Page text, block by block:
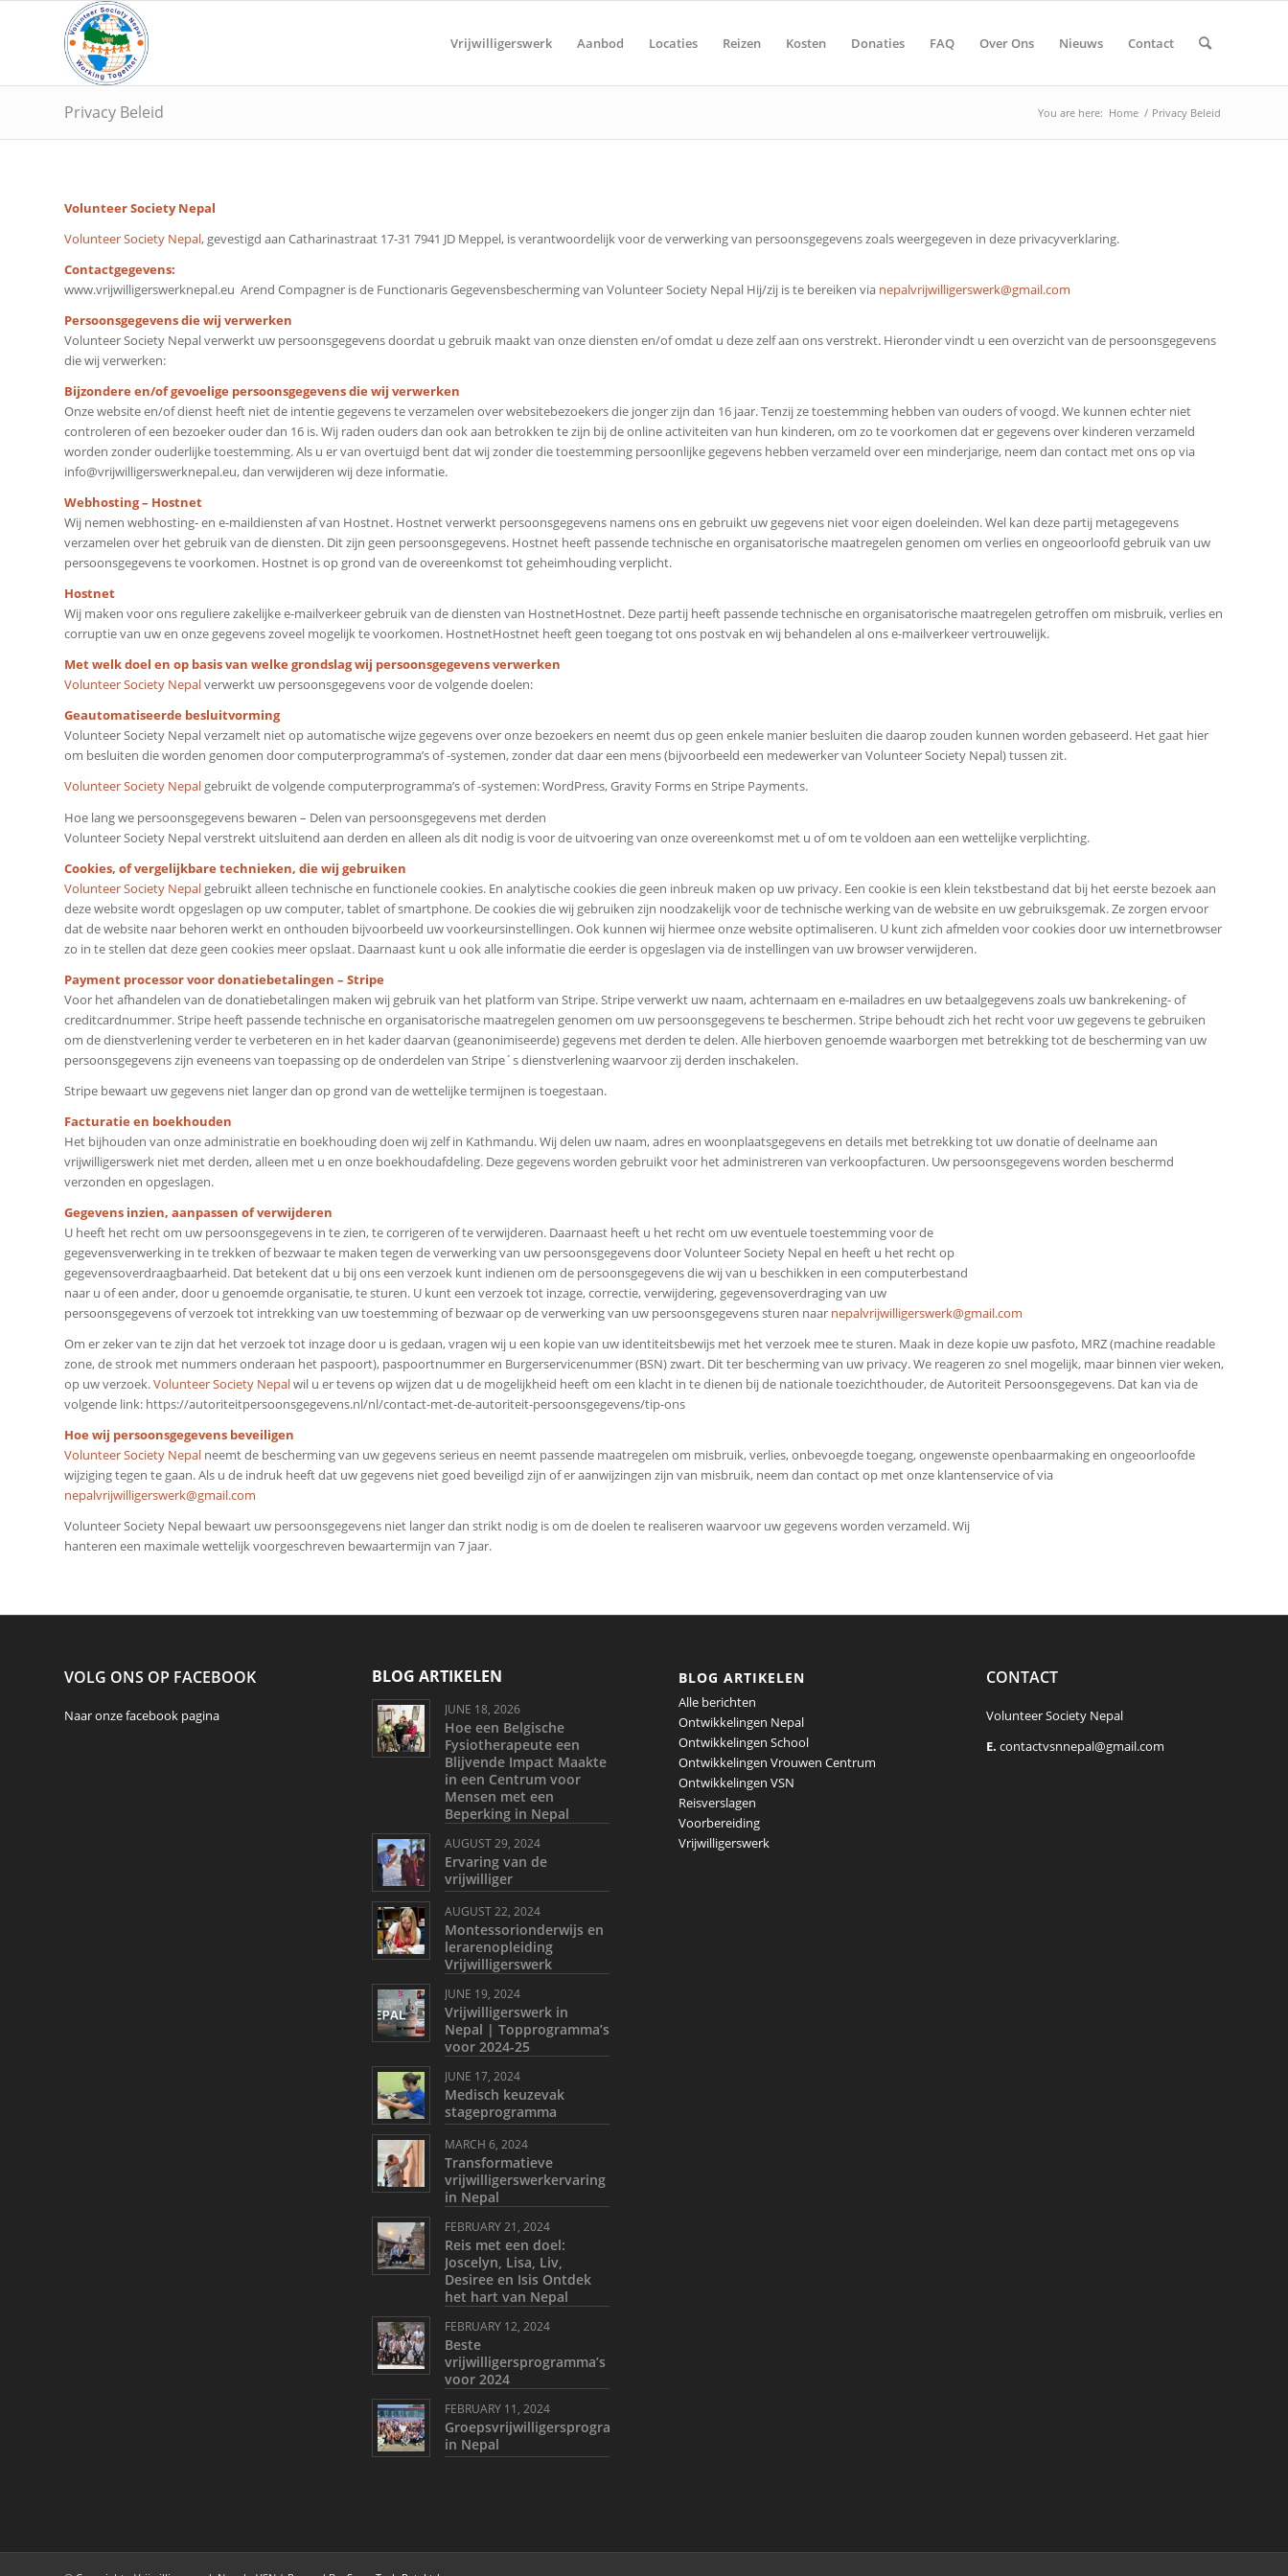
Vrijwilligerswerk Aanbod Locaties Reizen Kosten Donaties FAQ Over Ons Nieuws Contact
Privacy Beleid You are here: Home / Privacy Beleid
Volunteer Society Nepal
Volunteer Society Nepal, gevestigd aan Catharinastraat 17-31 7941 JD Meppel, is verantwoordelijk voor de verwerking van persoonsgegevens zoals weergegeven in deze privacyverklaring.
Contactgegevens:
www.vrijwilligerswerknepal.eu Arend Compagner is de Functionaris Gegevensbescherming van Volunteer Society Nepal Hij/zij is te bereiken via nepalvrijwilligerswerk@gmail.com
Persoonsgegevens die wij verwerken
Volunteer Society Nepal verwerkt uw persoonsgegevens doordat u gebruik maakt van onze diensten en/of omdat u deze zelf aan ons verstrekt. Hieronder vindt u een overzicht van de persoonsgegevens
die wij verwerken:
Bijzondere en/of gevoelige persoonsgegevens die wij verwerken
Onze website en/of dienst heeft niet de intentie gegevens te verzamelen over websitebezoekers die jonger zijn dan 16 jaar. Tenzij ze toestemming hebben van ouders of voogd. We kunnen echter niet
controleren of een bezoeker ouder dan 16 is. Wij raden ouders dan ook aan betrokken te zijn bij de online activiteiten van hun kinderen, om zo te voorkomen dat er gegevens over kinderen verzameld
worden zonder ouderlijke toestemming. Als u er van overtuigd bent dat wij zonder die toestemming persoonlijke gegevens hebben verzameld over een minderjarige, neem dan contact met ons op via
info@vrijwilligerswerknepal.eu, dan verwijderen wij deze informatie.
Webhosting – Hostnet
Wij nemen webhosting- en e-maildiensten af van Hostnet. Hostnet verwerkt persoonsgegevens namens ons en gebruikt uw gegevens niet voor eigen doeleinden. Wel kan deze partij metagegevens
verzamelen over het gebruik van de diensten. Dit zijn geen persoonsgegevens. Hostnet heeft passende technische en organisatorische maatregelen genomen om verlies en ongeoorloofd gebruik van uw
persoonsgegevens te voorkomen. Hostnet is op grond van de overeenkomst tot geheimhouding verplicht.
Hostnet
Wij maken voor ons reguliere zakelijke e-mailverkeer gebruik van de diensten van HostnetHostnet. Deze partij heeft passende technische en organisatorische maatregelen getroffen om misbruik, verlies en
corruptie van uw en onze gegevens zoveel mogelijk te voorkomen. HostnetHostnet heeft geen toegang tot ons postvak en wij behandelen al ons e-mailverkeer vertrouwelijk.
Met welk doel en op basis van welke grondslag wij persoonsgegevens verwerken
Volunteer Society Nepalverwerkt uw persoonsgegevens voor de volgende doelen:
Geautomatiseerde besluitvorming
Volunteer Society Nepal verzamelt niet op automatische wijze gegevens over onze bezoekers en neemt dus op geen enkele manier besluiten die daarop zouden kunnen worden gebaseerd. Het gaat hier
om besluiten die worden genomen door computerprogramma’s of -systemen, zonder dat daar een mens (bijvoorbeeld een medewerker van Volunteer Society Nepal) tussen zit.
Volunteer Society Nepal gebruikt de volgende computerprogramma’s of -systemen: WordPress, Gravity Forms en Stripe Payments.
Hoe lang we persoonsgegevens bewaren – Delen van persoonsgegevens met derden
Volunteer Society Nepal verstrekt uitsluitend aan derden en alleen als dit nodig is voor de uitvoering van onze overeenkomst met u of om te voldoen aan een wettelijke verplichting.
Cookies, of vergelijkbare technieken, die wij gebruiken
Volunteer Society Nepal gebruikt alleen technische en functionele cookies. En analytische cookies die geen inbreuk maken op uw privacy. Een cookie is een klein tekstbestand dat bij het eerste bezoek aan
deze website wordt opgeslagen op uw computer, tablet of smartphone. De cookies die wij gebruiken zijn noodzakelijk voor de technische werking van de website en uw gebruiksgemak. Ze zorgen ervoor
dat de website naar behoren werkt en onthouden bijvoorbeeld uw voorkeursinstellingen. Ook kunnen wij hiermee onze website optimaliseren. U kunt zich afmelden voor cookies door uw internetbrowser
zo in te stellen dat deze geen cookies meer opslaat. Daarnaast kunt u ook alle informatie die eerder is opgeslagen via de instellingen van uw browser verwijderen.
Payment processor voor donatiebetalingen – Stripe
Voor het afhandelen van de donatiebetalingen maken wij gebruik van het platform van Stripe. Stripe verwerkt uw naam, achternaam en e-mailadres en uw betaalgegevens zoals uw bankrekening- of
creditcardnummer. Stripe heeft passende technische en organisatorische maatregelen genomen om uw persoonsgegevens te beschermen. Stripe behoudt zich het recht voor uw gegevens te gebruiken
om de dienstverlening verder te verbeteren en in het kader daarvan (geanonimiseerde) gegevens met derden te delen. Alle hierboven genoemde waarborgen met betrekking tot de bescherming van uw
persoonsgegevens zijn eveneens van toepassing op de onderdelen van Stripe´s dienstverlening waarvoor zij derden inschakelen.
Stripe bewaart uw gegevens niet langer dan op grond van de wettelijke termijnen is toegestaan.
Facturatie en boekhouden
Het bijhouden van onze administratie en boekhouding doen wij zelf in Kathmandu. Wij delen uw naam, adres en woonplaatsgegevens en details met betrekking tot uw donatie of deelname aan
vrijwilligerswerk niet met derden, alleen met u en onze boekhoudafdeling. Deze gegevens worden gebruikt voor het administreren van verkoopfacturen. Uw persoonsgegevens worden beschermd
verzonden en opgeslagen.
Gegevens inzien, aanpassen of verwijderen
U heeft het recht om uw persoonsgegevens in te zien, te corrigeren of te verwijderen. Daarnaast heeft u het recht om uw eventuele toestemming voor de
gegevensverwerking in te trekken of bezwaar te maken tegen de verwerking van uw persoonsgegevens door Volunteer Society Nepal en heeft u het recht op
gegevensoverdraagbaarheid. Dat betekent dat u bij ons een verzoek kunt indienen om de persoonsgegevens die wij van u beschikken in een computerbestand
naar u of een ander, door u genoemde organisatie, te sturen. U kunt een verzoek tot inzage, correctie, verwijdering, gegevensoverdraging van uw
persoonsgegevens of verzoek tot intrekking van uw toestemming of bezwaar op de verwerking van uw persoonsgegevens sturen naar nepalvrijwilligerswerk@gmail.com
Om er zeker van te zijn dat het verzoek tot inzage door u is gedaan, vragen wij u een kopie van uw identiteitsbewijs met het verzoek mee te sturen. Maak in deze kopie uw pasfoto, MRZ (machine readable
zone, de strook met nummers onderaan het paspoort), paspoortnummer en Burgerservicenummer (BSN) zwart. Dit ter bescherming van uw privacy. We reageren zo snel mogelijk, maar binnen vier weken,
op uw verzoek.Volunteer Society Nepalwil u er tevens op wijzen dat u de mogelijkheid heeft om een klacht in te dienen bij de nationale toezichthouder, de Autoriteit Persoonsgegevens. Dat kan via de
volgende link: https://autoriteitpersoonsgegevens.nl/nl/contact-met-de-autoriteit-persoonsgegevens/tip-ons
Hoe wij persoonsgegevens beveiligen
Volunteer Society Nepal neemt de bescherming van uw gegevens serieus en neemt passende maatregelen om misbruik, verlies, onbevoegde toegang, ongewenste openbaarmaking en ongeoorloofde
wijziging tegen te gaan. Als u de indruk heeft dat uw gegevens niet goed beveiligd zijn of er aanwijzingen zijn van misbruik, neem dan contact op met onze klantenservice of via
nepalvrijwilligerswerk@gmail.com
Volunteer Society Nepal bewaart uw persoonsgegevens niet langer dan strikt nodig is om de doelen te realiseren waarvoor uw gegevens worden verzameld. Wij
hanteren een maximale wettelijk voorgeschreven bewaartermijn van 7 jaar.
VOLG ONS OP FACEBOOK
Naar onzefacebook pagina
BLOG ARTIKELEN
JUNE 18, 2026
Hoe een Belgische
Fysiotherapeute een
Blijvende Impact Maakte
in een Centrum voor
Mensen met een
Beperking in Nepal
AUGUST 29, 2024
Ervaring van de
vrijwilliger
AUGUST 22, 2024
Montessorionderwijs en
lerarenopleiding
Vrijwilligerswerk
JUNE 19, 2024
Vrijwilligerswerk in
Nepal | Topprogramma’s
voor 2024-25
JUNE 17, 2024
Medisch keuzevak
stageprogramma
MARCH 6, 2024
Transformatieve
vrijwilligerswerkervaring
in Nepal
FEBRUARY 21, 2024
Reis met een doel:
Joscelyn, Lisa, Liv,
Desiree en Isis Ontdek
het hart van Nepal
FEBRUARY 12, 2024
Beste
vrijwilligersprogramma’s
voor 2024
FEBRUARY 11, 2024
Groepsvrijwilligersprogramma
in Nepal
BLOG ARTIKELEN
Alle berichten
Ontwikkelingen Nepal
Ontwikkelingen School
Ontwikkelingen Vrouwen Centrum
Ontwikkelingen VSN
Reisverslagen
Voorbereiding
Vrijwilligerswerk
CONTACT
Volunteer Society Nepal
E. contactvsnnepal@gmail.com